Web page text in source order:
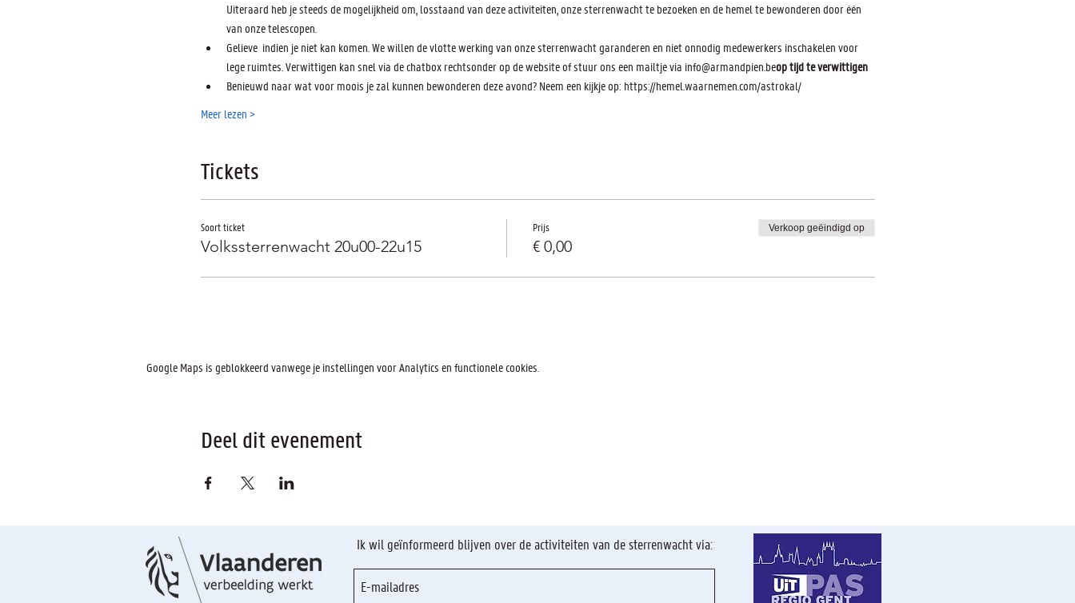
Uiteraard heb je steeds de mogelijkheid om, losstaand van deze activiteiten, onze sterrenwacht te bezoeken en de hemel te bewonderen door één
van onze telescopen.
Gelieve indien je niet kan komen. We willen de vlotte werking van onze sterrenwacht garanderen en niet onnodig medewerkers inschakelen voor
lege ruimtes. Verwittigen kan snel via de chatbox rechtsonder op de website of stuur ons een mailtje via info@armandpien.beop tijd te verwittigen
Benieuwd naar wat voor moois je zal kunnen bewonderen deze avond? Neem een kijkje op: https://hemel.waarnemen.com/astrokal/
Meer lezen >
Tickets
Soort ticket
Volkssterrenwacht 20u00-22u15
Prijs
€ 0,00
Verkoop geëindigd op
Google Maps is geblokkeerd vanwege je instellingen voor Analytics en functionele cookies.
Deel dit evenement
Ik wil geïnformeerd blijven over de activiteiten van de sterrenwacht via: